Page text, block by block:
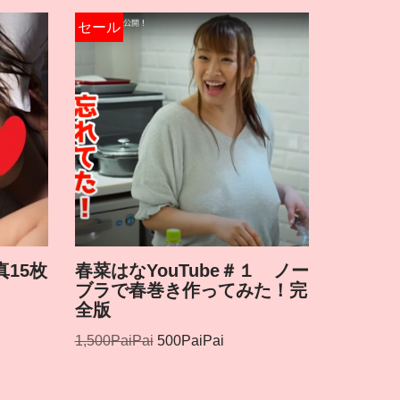
15枚
セール
春菜はなYouTube＃１ ノー
ブラで春巻き作ってみた！完
全版
1,500PaiPai 500PaiPai